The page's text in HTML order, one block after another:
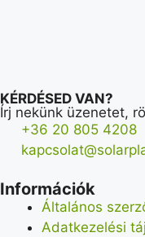
KÉRDÉSED VAN?
Írj nekünk üzenetet,
+36 20 805 4208
Információk
Általános
Adatkezelési